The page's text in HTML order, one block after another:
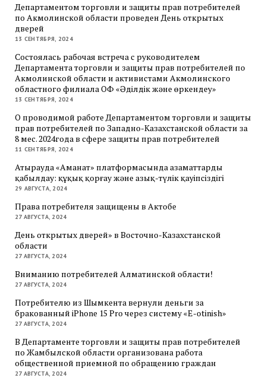
Департаментом торговли и защиты прав потребителей
по Акмолинской области проведен День открытых
дверей
13 СЕНТЯБРЯ, 2024
Состоялась рабочая встреча с руководителем
Департамента торговли и защиты прав потребителей по
Акмолинской области и активистами Акмолинского
областного филиала ОФ «Әділдік және өркендеу»
13 СЕНТЯБРЯ, 2024
О проводимой работе Департаментом торговли и защиты
прав потребителей по Западно-Казахстанской области за
8 мес. 2024года в сфере защиты прав потребителей
11 СЕНТЯБРЯ, 2024
Атырауда «Аманат» платформасында азаматтарды
қабылдау: құқық қорғау және азық-түлік қауіпсіздігі
29 АВГУСТА, 2024
Права потребителя защищены в Актобе
27 АВГУСТА, 2024
День открытых дверей» в Восточно-Казахстанской
области
27 АВГУСТА, 2024
Вниманию потребителей Алматинской области!
27 АВГУСТА, 2024
Потребителю из Шымкента вернули деньги за
бракованный iPhone 15 Pro через систему «E-otinish»
27 АВГУСТА, 2024
В Департаменте торговли и защиты прав потребителей
по Жамбылской области организована работа
общественной приемной по обращению граждан
27 АВГУСТА, 2024